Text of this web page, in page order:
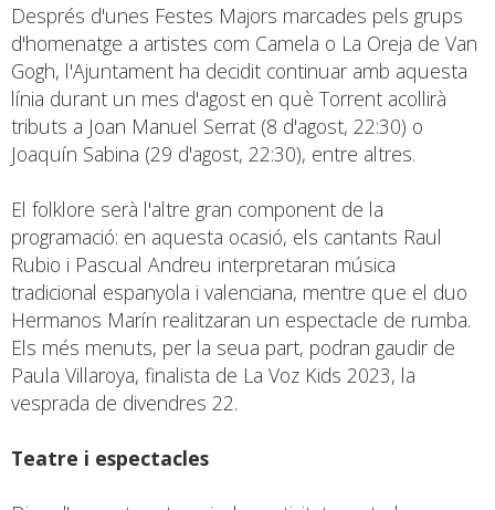
Després d'unes Festes Majors marcades pels grups
d'homenatge a artistes com Camela o La Oreja de Van
Gogh, l'Ajuntament ha decidit continuar amb aquesta
línia durant un mes d'agost en què Torrent acollirà
tributs a Joan Manuel Serrat (8 d'agost, 22:30) o
Joaquín Sabina (29 d'agost, 22:30), entre altres.
El folklore serà l'altre gran component de la
programació: en aquesta ocasió, els cantants Raul
Rubio i Pascual Andreu interpretaran música
tradicional espanyola i valenciana, mentre que el duo
Hermanos Marín realitzaran un espectacle de rumba.
Els més menuts, per la seua part, podran gaudir de
Paula Villaroya, finalista de La Voz Kids 2023, la
vesprada de divendres 22.
Teatre i espectacles